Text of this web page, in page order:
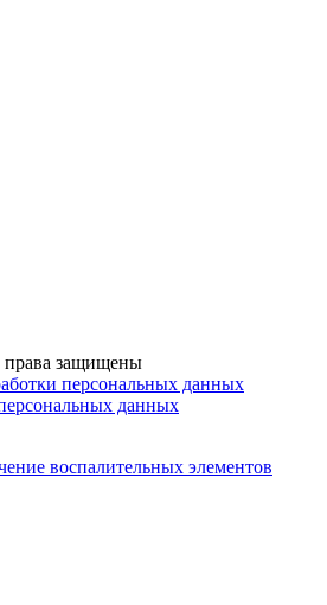
защищены
персональных данных
данных
воспалительных элементов